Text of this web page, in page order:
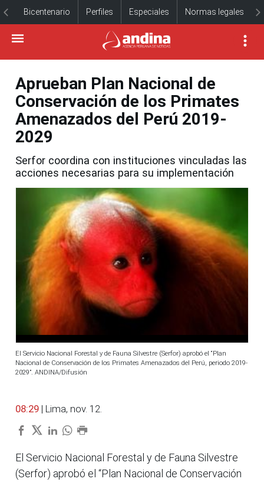
Bicentenario Perfiles Especiales Normas legales
Aprueban Plan Nacional de
Conservación de los Primates
Amenazados del Perú 2019-
2029
Serfor coordina con instituciones vinculadas las
acciones necesarias para su implementación
El Servicio Nacional Forestal y de Fauna Silvestre (Serfor) aprobó el “Plan
Nacional de Conservación de los Primates Amenazados del Perú, periodo 2019-
2029”. ANDINA/Difusión
08:29 | Lima, nov. 12.
El Servicio Nacional Forestal y de Fauna Silvestre
(Serfor) aprobó el “Plan Nacional de Conservación